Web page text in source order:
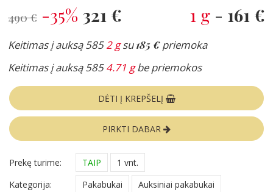
490 € -35% 321 € 1 g - 161 €
Keitimas į auksą 5852 gsu185 €priemoka
Keitimas į auksą 5854.71 gbe priemokos
DĖTI Į KREPŠELĮ
PIRKTI DABAR
Prekę turime: TAIP
1 vnt.
Kategorija:
Pakabukai
Auksiniai pakabukai